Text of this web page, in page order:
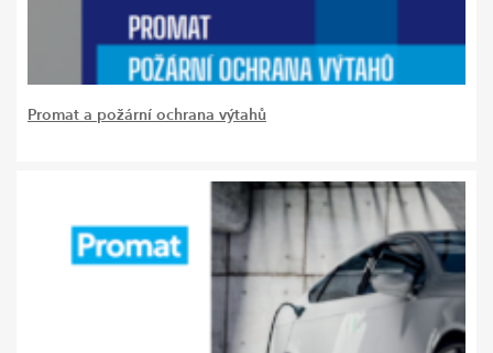
Promat a požární ochrana výtahů